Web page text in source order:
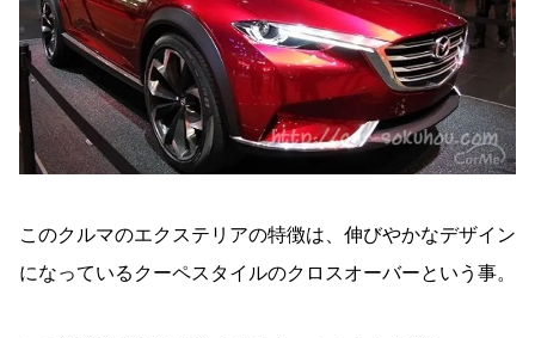
このクルマのエクステリアの特徴は、伸びやかなデザイン
になっているクーペスタイルのクロスオーバーという事。